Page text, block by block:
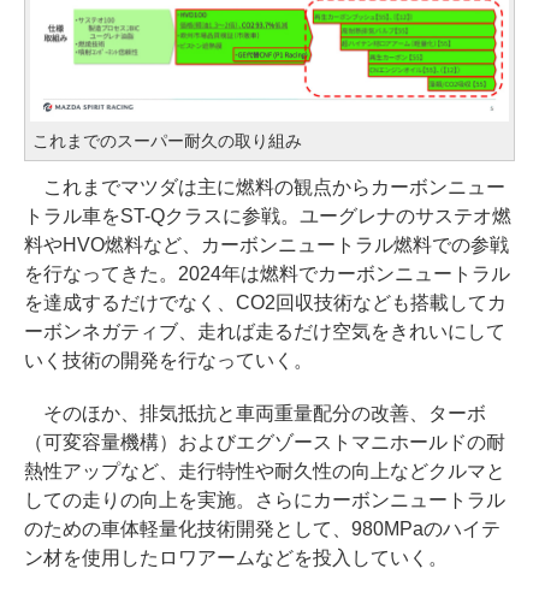
これまでのスーパー耐久の取り組み
これまでマツダは主に燃料の観点からカーボンニュー
トラル車をST-Qクラスに参戦。ユーグレナのサステオ燃
料やHVO燃料など、カーボンニュートラル燃料での参戦
を行なってきた。2024年は燃料でカーボンニュートラル
を達成するだけでなく、CO2回収技術なども搭載してカ
ーボンネガティブ、走れば走るだけ空気をきれいにして
いく技術の開発を行なっていく。
そのほか、排気抵抗と車両重量配分の改善、ターボ
（可変容量機構）およびエグゾーストマニホールドの耐
熱性アップなど、走行特性や耐久性の向上などクルマと
しての走りの向上を実施。さらにカーボンニュートラル
のための車体軽量化技術開発として、980MPaのハイテ
ン材を使用したロワアームなどを投入していく。